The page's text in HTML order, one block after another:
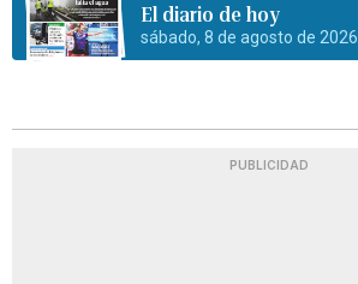
El diario de hoy
sábado, 8 de agosto de 2026
PUBLICIDAD